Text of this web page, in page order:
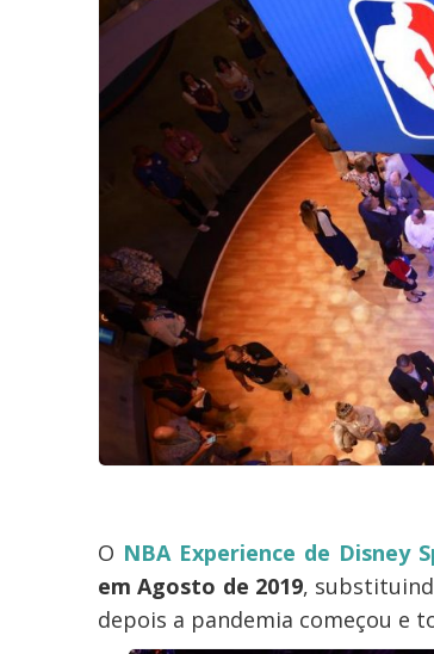
O NBA Experience de Disney
em Agosto de 2019,
depois a pandemia começou e